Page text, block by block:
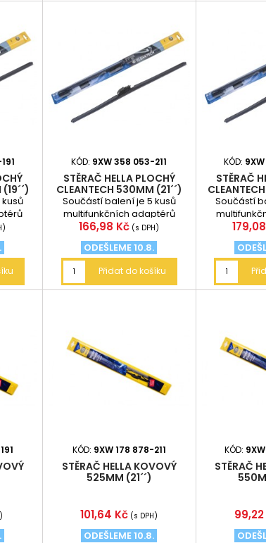
KÓD: 9XW 358 053-211
STĚRAČ HELLA PLOCHÝ
CLEANTECH 530MM (21´´)
Součástí balení je 5 kusů
multifunkčních adaptérů
Cena
166,98 Kč (s DPH)
ODEŠLEME 10.8.
Přidat do košíku
KÓD:
STĚRAČ
Součástí
Cena
KÓD: 9XW 178 878-211
STĚRAČ HELLA KOVOVÝ
525MM (21´´)
Cena
101,64 Kč (s DPH)
ODEŠLEME 10.8.
KÓD:
STĚRAČ
Cena